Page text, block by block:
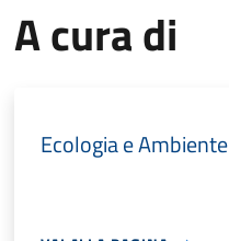
A cura di
Ecologia e Ambiente